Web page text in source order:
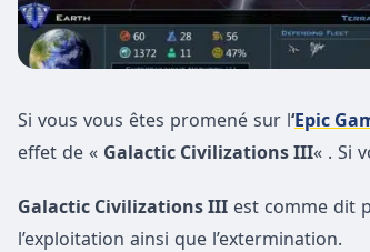
Si vous vous êtes promené sur l‘Epic
effet de « Galactic Civilizations III« . Si
Galactic Civilizations III est comme dit
l’exploitation ainsi que l’extermination.